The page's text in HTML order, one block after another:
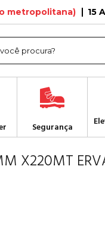
metropolitana) 15
Segurança
X220MT